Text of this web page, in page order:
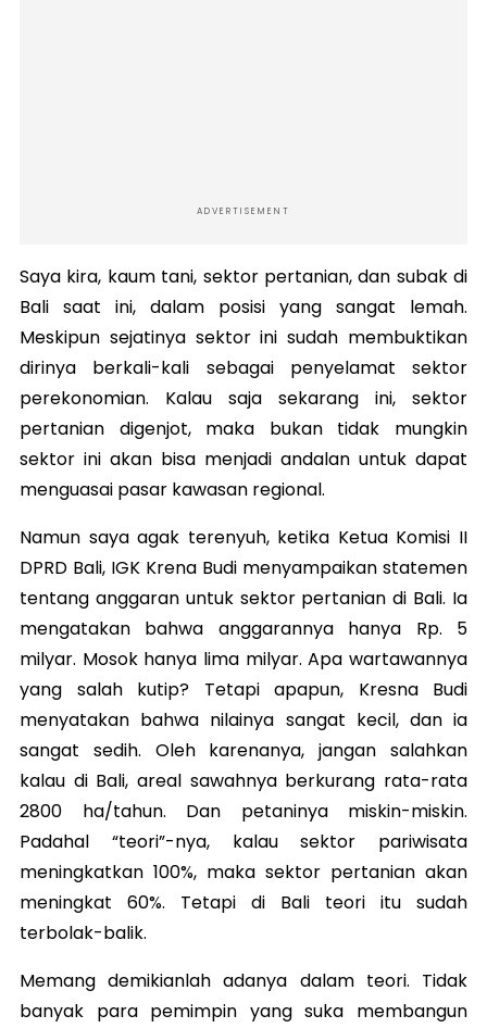
ADVERTISEMENT
Saya kira, kaum tani, sektor pertanian, dan subak di
Bali saat ini, dalam posisi yang sangat lemah.
Meskipun sejatinya sektor ini sudah membuktikan
dirinya berkali-kali sebagai penyelamat sektor
perekonomian. Kalau saja sekarang ini, sektor
pertanian digenjot, maka bukan tidak mungkin
sektor ini akan bisa menjadi andalan untuk dapat
menguasai pasar kawasan regional.
Namun saya agak terenyuh, ketika Ketua Komisi II
DPRD Bali, IGK Krena Budi menyampaikan statemen
tentang anggaran untuk sektor pertanian di Bali. Ia
mengatakan bahwa anggarannya hanya Rp. 5
milyar. Mosok hanya lima milyar. Apa wartawannya
yang salah kutip? Tetapi apapun, Kresna Budi
menyatakan bahwa nilainya sangat kecil, dan ia
sangat sedih. Oleh karenanya, jangan salahkan
kalau di Bali, areal sawahnya berkurang rata-rata
2800 ha/tahun. Dan petaninya miskin-miskin.
Padahal “teori”-nya, kalau sektor pariwisata
meningkatkan 100%, maka sektor pertanian akan
meningkat 60%. Tetapi di Bali teori itu sudah
terbolak-balik.
Memang demikianlah adanya dalam teori. Tidak
banyak para pemimpin yang suka membangun